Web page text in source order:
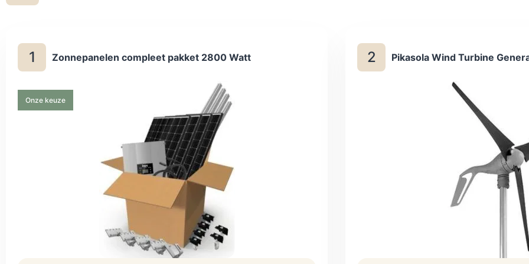
1 Zonnepanelen compleet pakket 2800 Watt
Onze keuze
2 Pikasola Wind Turbine